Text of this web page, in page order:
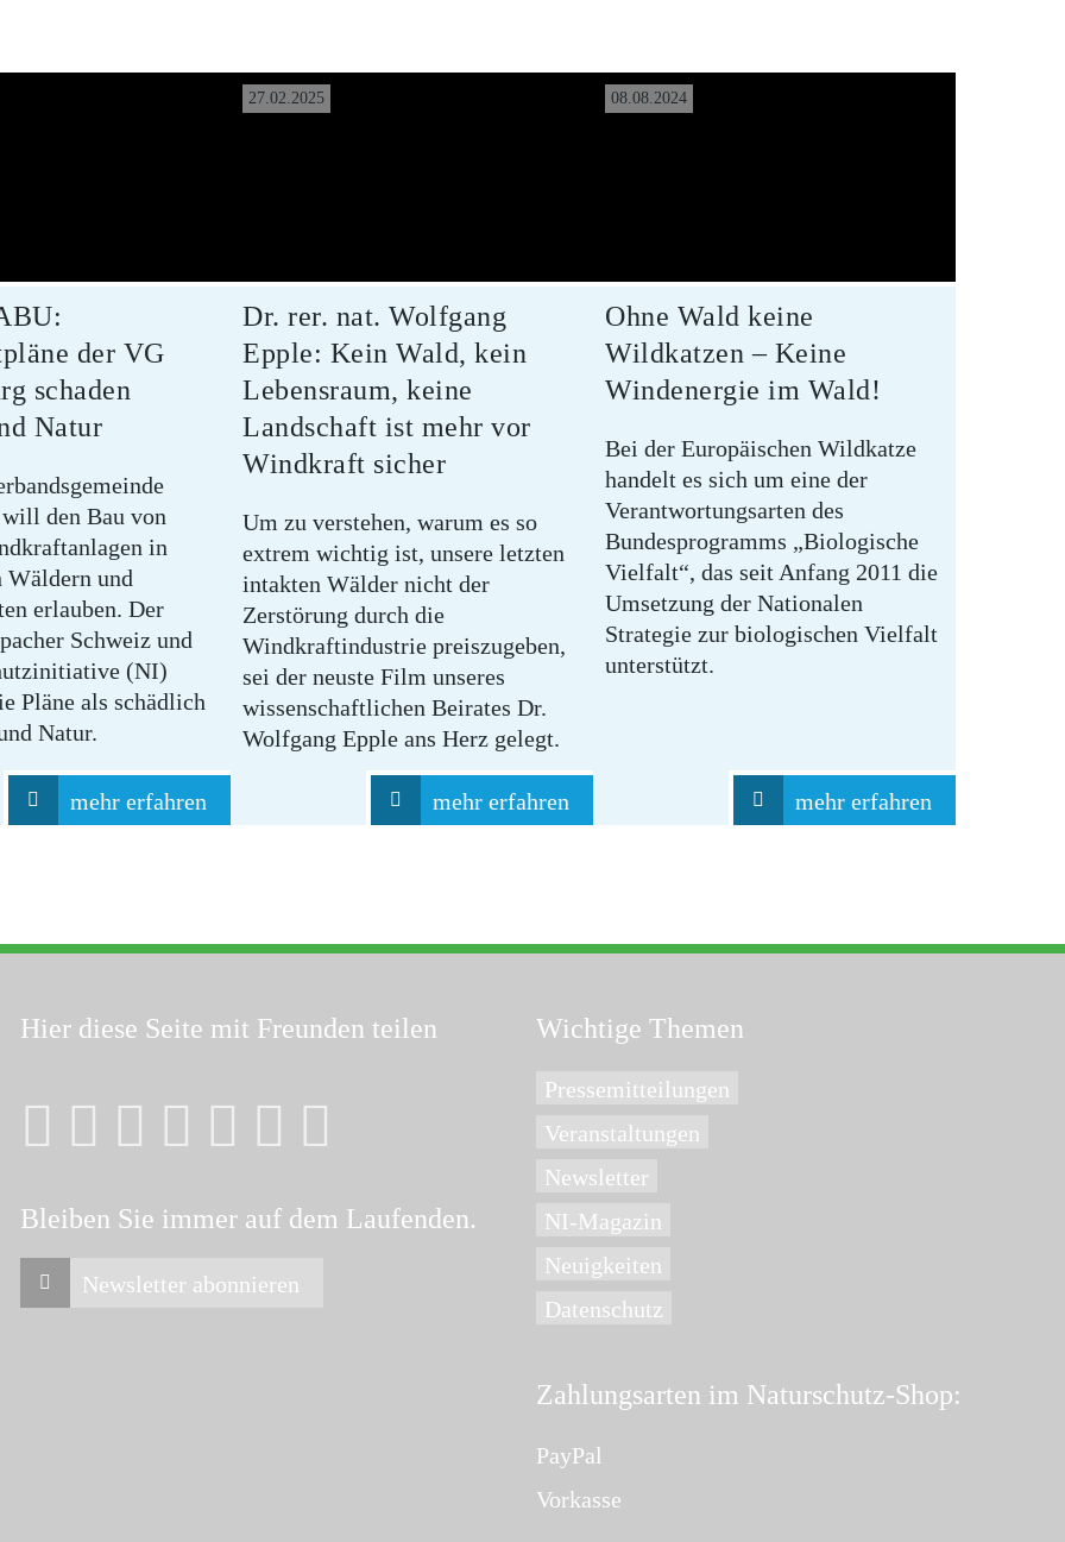
der VG
schaden
Natur
den Bau von
in
Wäldern und
erlauben. Der
Schweiz und
(NI)
Pläne als schädlich
Natur.
mehr erfahren
27.02.2025
Dr. rer. nat. Wolfgang
Epple: Kein Wald, kein
Lebensraum, keine
Landschaft ist mehr vor
Windkraft sicher
Um zu verstehen, warum es so
extrem wichtig ist, unsere letzten
intakten Wälder nicht der
Zerstörung durch die
Windkraftindustrie preiszugeben,
sei der neuste Film unseres
wissenschaftlichen Beirates Dr.
Wolfgang Epple ans Herz gelegt.
mehr erfahren
08.08.2024
Ohne Wald keine
Wildkatzen – Keine
Windenergie im Wald!
Bei der Europäischen Wildkatze
handelt es sich um eine der
Verantwortungsarten des
Bundesprogramms „Biologische
Vielfalt“, das seit Anfang 2011 die
Umsetzung der Nationalen
Strategie zur biologischen Vielfalt
unterstützt.
mehr erfahren
Hier diese Seite mit Freunden teilen
Bleiben Sie immer auf dem Laufenden.
Newsletter abonnieren
Wichtige Themen
Pressemitteilungen
Veranstaltungen
Newsletter
NI-Magazin
Neuigkeiten
Datenschutz
Zahlungsarten im Naturschutz-Shop:
PayPal
Vorkasse